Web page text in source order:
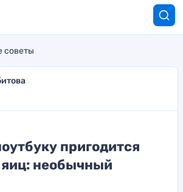
советы
пригодится
яиц: необычный